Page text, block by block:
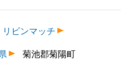
ビンマッチ
菊池郡菊陽町